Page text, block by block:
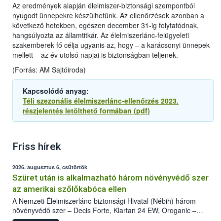
Az eredmények alapján élelmiszer-biztonsági szempontból
nyugodt ünnepekre készülhetünk. Az ellenőrzések azonban a
következő hetekben, egészen december 31-ig folytatódnak,
hangsúlyozta az államtitkár. Az élelmiszerlánc-felügyeleti
szakemberek fő célja ugyanis az, hogy – a karácsonyi ünnepek
mellett – az év utolsó napjai is biztonságban teljenek.
(Forrás: AM Sajtóiroda)
Kapcsolódó anyag:
Téli szezonális élelmiszerlánc-ellenőrzés 2023.
részjelentés letölthető formában (pdf)
Friss hírek
2026. augusztus 6, csütörtök
Szüret után is alkalmazható három növényvédő szer
az amerikai szőlőkabóca ellen
A Nemzeti Élelmiszerlánc-biztonsági Hivatal (Nébih) három
növényvédő szer – Decis Forte, Klartan 24 EW, Oroganic –